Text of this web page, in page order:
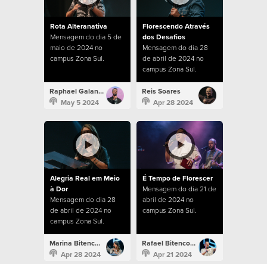
Rota Alteranativa
Mensagem do dia 5 de
maio de 2024 no
campus Zona Sul.
Raphael Galante
May 5 2024
Florescendo Através
dos Desafios
Mensagem do dia 28
de abril de 2024 no
campus Zona Sul.
Reis Soares
Apr 28 2024
Alegria Real em Meio
à Dor
Mensagem do dia 28
de abril de 2024 no
campus Zona Sul.
Marina Bitencourt
Apr 28 2024
É Tempo de Florescer
Mensagem do dia 21 de
abril de 2024 no
campus Zona Sul.
Rafael Bitencourt
Apr 21 2024